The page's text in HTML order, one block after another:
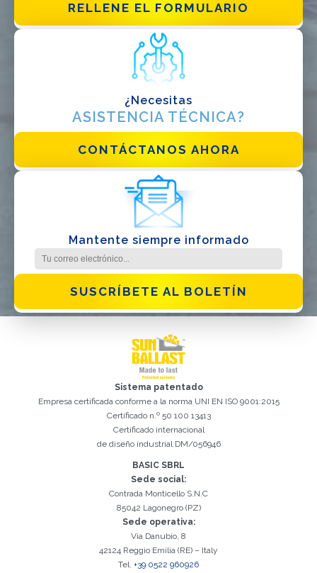
RELLENE EL FORMULARIO
¿Necesitas
ASISTENCIA TÉCNICA?
CONTÁCTANOS AHORA
Mantente siempre informado
SUSCRÍBETE AL BOLETÍN
Otro
Registro exitoso. Verifique su casilla de correo electrónico para
Sistema patentado
Empresa certificada conforme a la norma UNI EN ISO 9001:2015
Certificado n.º 50 100 13413
Certificado internacional
de diseño industrial DM/056946
BASIC SBRL
Sede social:
Contrada Monticello S.N.C
85042 Lagonegro (PZ)
Sede operativa:
Via Danubio, 8
42124 Reggio Emilia (RE) – Italy
Tel. +39 0522 960926